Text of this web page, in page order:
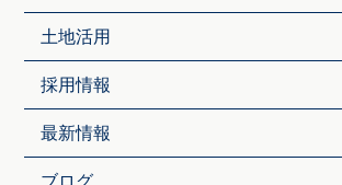
土地活用
採用情報
最新情報
ブログ